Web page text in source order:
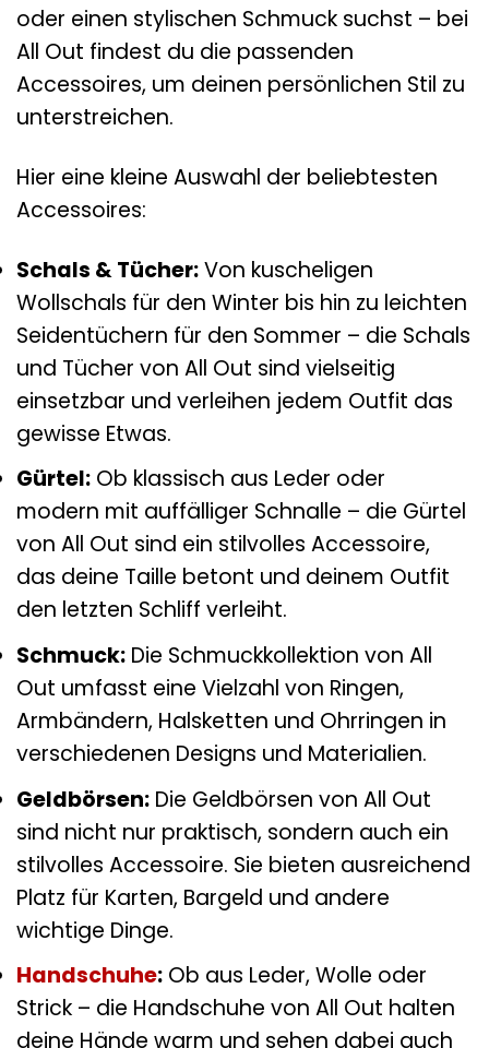
oder einen stylischen Schmuck suchst – bei
All Out findest du die passenden
Accessoires, um deinen persönlichen Stil zu
unterstreichen.
Hier eine kleine Auswahl der beliebtesten
Accessoires:
Schals & Tücher:Von kuscheligen
Wollschals für den Winter bis hin zu leichten
Seidentüchern für den Sommer – die Schals
und Tücher von All Out sind vielseitig
einsetzbar und verleihen jedem Outfit das
gewisse Etwas.
Gürtel: Ob klassisch aus Leder oder
modern mit auffälliger Schnalle – die Gürtel
von All Out sind ein stilvolles Accessoire,
das deine Taille betont und deinem Outfit
den letzten Schliff verleiht.
Schmuck: Die Schmuckkollektion von All
Out umfasst eine Vielzahl von Ringen,
Armbändern, Halsketten und Ohrringen in
verschiedenen Designs und Materialien.
Geldbörsen: Die Geldbörsen von All Out
sind nicht nur praktisch, sondern auch ein
stilvolles Accessoire. Sie bieten ausreichend
Platz für Karten, Bargeld und andere
wichtige Dinge.
Handschuhe: Ob aus Leder, Wolle oder
Strick – die Handschuhe von All Out halten
deine Hände warm und sehen dabei auch